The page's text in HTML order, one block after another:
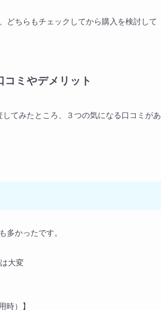
どちらもチェックしてから購入を検討して
ミやデメリット
てみたところ、３つの気になる口コミがあ
かったです。
大変
）】